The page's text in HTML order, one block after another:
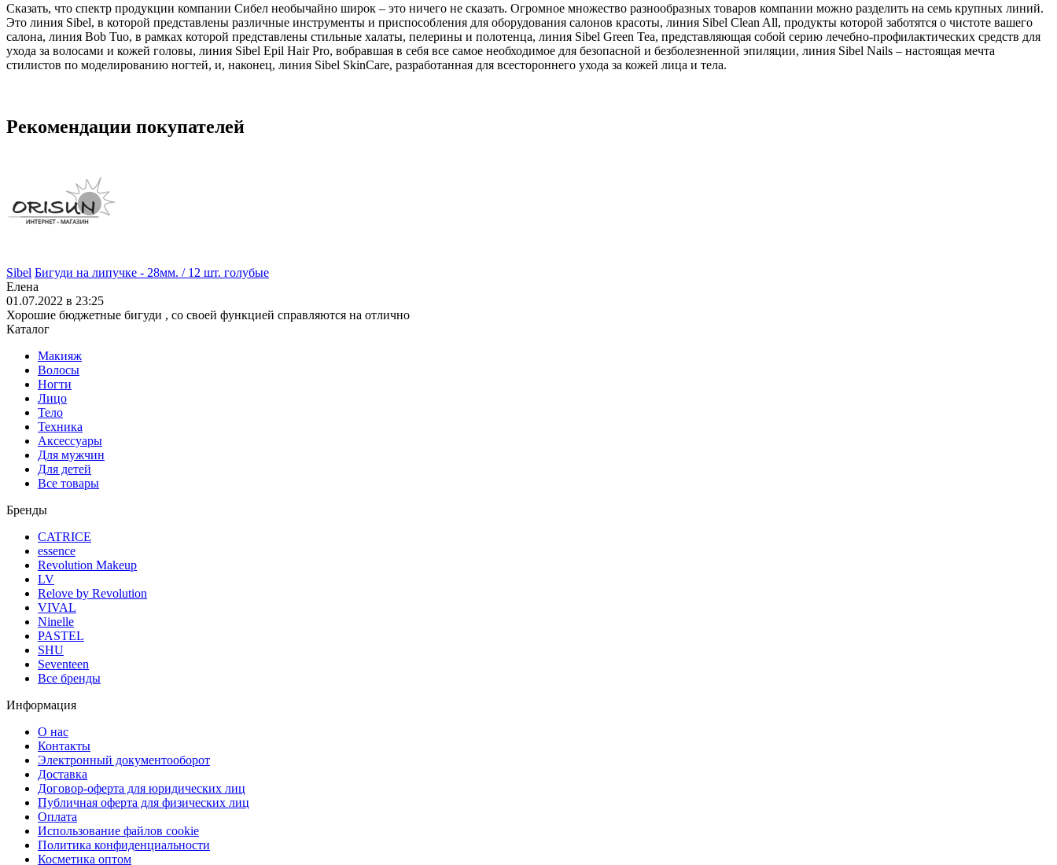
Сказать, что спектр продукции компании Сибел необычайно широк – это ничего не сказать. Огромное множество разнообразных товаров компании можно разделить на семь крупных линий.
Это линия Sibel, в которой представлены различные инструменты и приспособления для оборудования салонов красоты, линия Sibel Clean All, продукты которой заботятся о чистоте вашего
салона, линия Bob Tuo, в рамках которой представлены стильные халаты, пелерины и полотенца, линия Sibel Green Tea, представляющая собой серию лечебно-профилактических средств для
ухода за волосами и кожей головы, линия Sibel Epil Hair Pro, вобравшая в себя все самое необходимое для безопасной и безболезненной эпиляции, линия Sibel Nails – настоящая мечта
стилистов по моделированию ногтей, и, наконец, линия Sibel SkinCare, разработанная для всестороннего ухода за кожей лица и тела.
Рекомендации покупателей
Sibel Бигуди на липучке - 28мм. / 12 шт. голубые
Елена
01.07.2022 в 23:25
Хорошие бюджетные бигуди , со своей функцией справляются на отлично
Каталог
Макияж
Волосы
Ногти
Лицо
Тело
Техника
Аксессуары
Для мужчин
Для детей
Все товары
Бренды
CATRICE
essence
Revolution Makeup
LV
Relove by Revolution
VIVAL
Ninelle
PASTEL
SHU
Seventeen
Все бренды
Информация
О нас
Контакты
Электронный документооборот
Доставка
Договор-оферта для юридических лиц
Публичная оферта для физических лиц
Оплата
Использование файлов cookie
Политика конфиденциальности
Косметика оптом